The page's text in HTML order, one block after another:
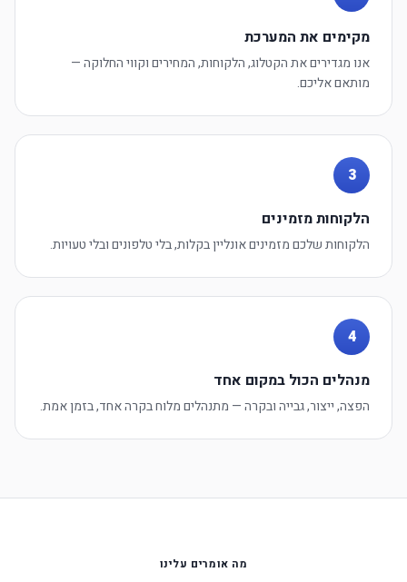
מקימים את המערכת
אנו מגדירים את הקטלוג, הלקוחות, המחירים וקווי החלוקה —
מותאם אליכם.
3
הלקוחות מזמינים
הלקוחות שלכם מזמינים אונליין בקלות, בלי טלפונים ובלי טעויות.
4
מנהלים הכול במקום אחד
הפצה, ייצור, גבייה ובקרה — מתנהלים מלוח בקרה אחד, בזמן אמת.
מה אומרים עלינו